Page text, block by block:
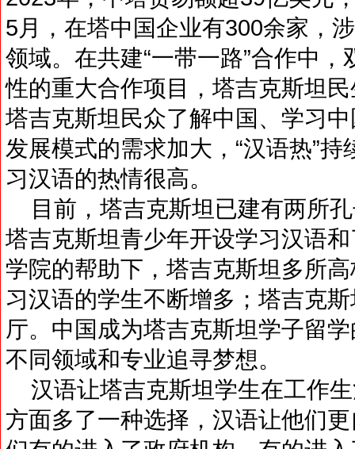
5月，在塔中国企业有300余家，
领域。在共建“一带一路”合作中
性的重大合作项目，塔吉克斯坦
塔吉克斯坦民众了解中国、学习
发展模式的需求加大，“汉语热”
习汉语的热情很高。
目前，塔吉克斯坦已建有两所
塔吉克斯坦青少年开设学习汉语
学院的帮助下，塔吉克斯坦多所
习汉语的学生不断增多；塔吉克
厅。中国成为塔吉克斯坦学子留
不同领域和专业追寻梦想。
汉语让塔吉克斯坦学生在工作
方面多了一种选择，汉语让他们